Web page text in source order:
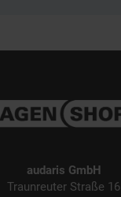
audaris GmbH
Traunreuter Straße 16